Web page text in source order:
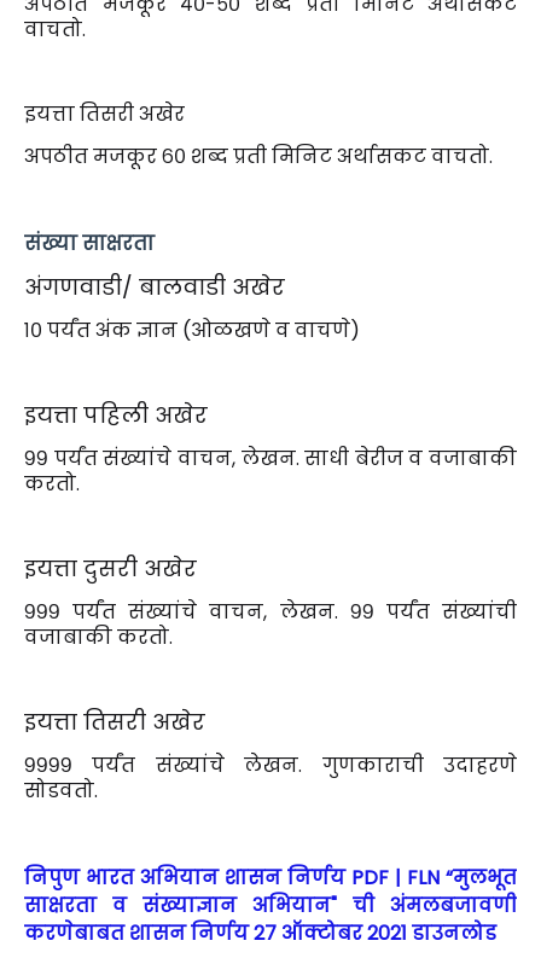
वाचतो.
इयत्ता तिसरी अखेर
अपठीत मजकूर ६० शब्द प्रती मिनिट अर्थासकट वाचतो.
संख्या साक्षरता
अंगणवाडी/ बालवाडी अखेर
१० पर्यंत अंक ज्ञान (ओळखणे व वाचणे)
इयत्ता पहिली अखेर
९९ पर्यंत संख्यांचे वाचन, लेखन. साधी बेरीज व वजाबाकी
करतो.
इयत्ता दुसरी अखेर
९९९ पर्यंत संख्यांचे वाचन, लेखन. ९९ पर्यंत संख्यांची
वजाबाकी करतो.
इयत्ता तिसरी अखेर
९९९९ पर्यंत संख्यांचे लेखन. गुणकाराची उदाहरणे
सोडवतो.
निपुण भारत अभियान शासन निर्णय PDF | FLN “मुलभूत
साक्षरता व संख्याज्ञान अभियान" ची अंमलबजावणी
करणेबाबत शासन निर्णय 27 ऑक्टोबर 2021 डाउनलोड